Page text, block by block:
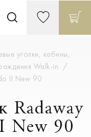
уголки, кабины,
Walk-in
II New 90
Radaway
New 90